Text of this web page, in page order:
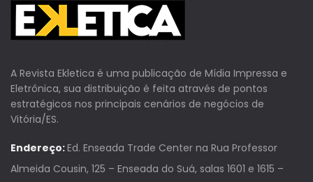
A Revista Ekletica é uma publicação de Mídia Impressa e
Eletrônica, sua distribuição é feita através de pontos
estratégicos nos principais cenários de negócios de
Vitória/ES.
Endereço:Ed. Enseada Trade Center na Rua Professor
Almeida Cousin, 125 – Enseada do Suá, salas 1601 e 1615 –